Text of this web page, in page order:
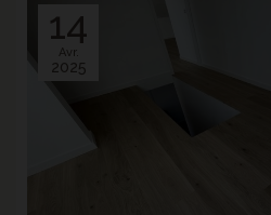
14
Avr.
2025